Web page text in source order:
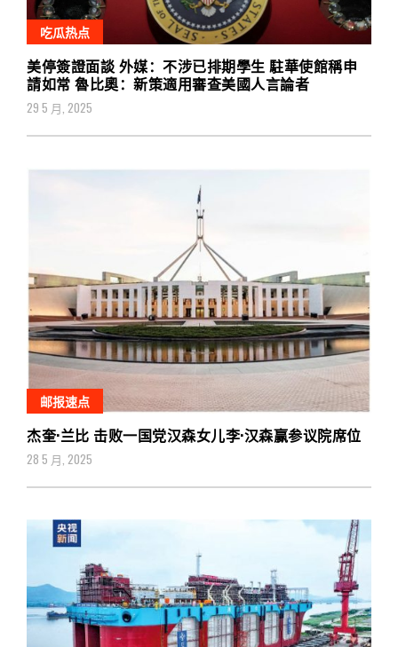
吃瓜热点
美停簽證面談 外媒：不涉已排期學生 駐華使館稱申
請如常 魯比奧：新策適用審查美國人言論者
29 5 月, 2025
邮报速点
杰奎·兰比 击败一国党汉森女儿李·汉森赢参议院席位
28 5 月, 2025